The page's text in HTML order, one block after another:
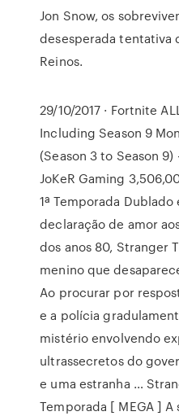
Jon Snow, os
desesperada tentativa
Reinos.
29/10/2017 · Fortnite
Including Season 9
(Season 3 to Season
JoKeR Gaming
1ª Temporada
declaração de amor
dos anos 80, Stranger
menino que
Ao procurar por
e a polícia
mistério envolvendo
ultrassecretos do
e uma estranha …
Temporada [ MEGA ] A